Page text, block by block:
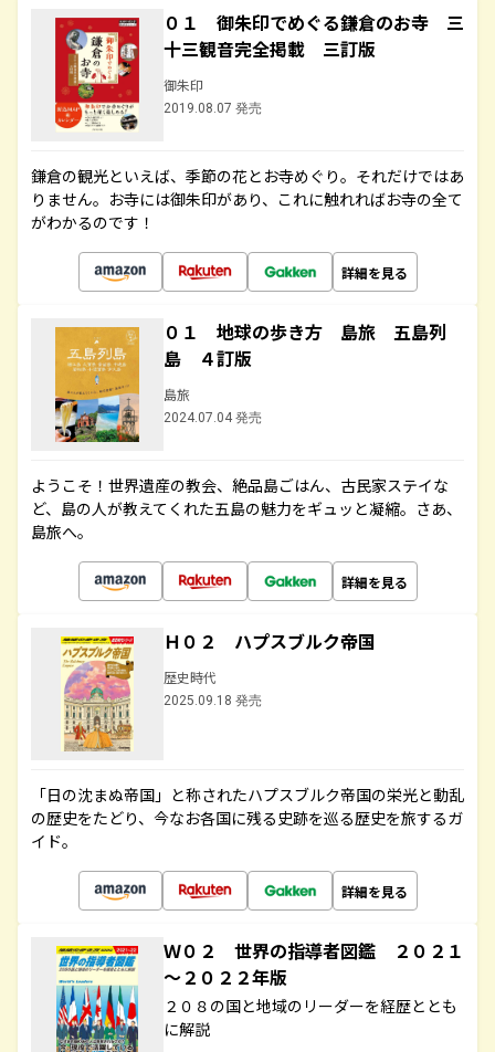
０１ 御朱印でめぐる鎌倉のお寺 三
十三観音完全掲載 三訂版
御朱印
2019.08.07 発売
鎌倉の観光といえば、季節の花とお寺めぐり。それだけではあ
りません。お寺には御朱印があり、これに触れればお寺の全て
がわかるのです！
詳細を見る
０１ 地球の歩き方 島旅 五島列
島 ４訂版
島旅
2024.07.04 発売
ようこそ！世界遺産の教会、絶品島ごはん、古民家ステイな
ど、島の人が教えてくれた五島の魅力をギュッと凝縮。さあ、
島旅へ。
詳細を見る
Ｈ０２ ハプスブルク帝国
歴史時代
2025.09.18 発売
「日の沈まぬ帝国」と称されたハプスブルク帝国の栄光と動乱
の歴史をたどり、今なお各国に残る史跡を巡る歴史を旅するガ
イド。
詳細を見る
Ｗ０２ 世界の指導者図鑑 ２０２１
～２０２２年版
２０８の国と地域のリーダーを経歴ととも
に解説